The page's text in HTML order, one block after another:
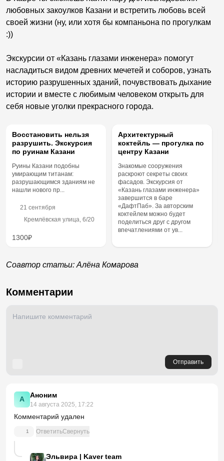
любовных закоулков Казани и встретить любовь всей
своей жизни (ну, или хотя бы компаньона по прогулкам
:))
Экскурсии от «Казань глазами инженера» помогут
насладиться видом древних мечетей и соборов, узнать
историю разрушенных зданий, почувствовать дыхание
истории и вместе с любимым человеком открыть для
себя новые уголки прекрасного города.
Восстановить нельзя
разрушить. Экскурсия
по руинам Казани
Руины Казани подобны
умирающим титанам:
разрушающимся зданиям не
нашли нового пр...
21 сентября
Кремлёвская улица, 6/20
1300₽
Архитектурный
коктейль — прогулка по
центру Казани
Знакомые сооружения
раскроют секреты своих
фасадов. Экскурсия от
«Казань глазами инженера»
завершится в баре
«ДафтПаб». За авторским
коктейлем можно будет
поделиться друг с другом
впечатлениями от ув...
Соавтор статьи: Алёна Комарова
Комментарии
Отправить
А Аноним
14 августа 2025, 17:22
Комментарий удален
1 ОтветитьСвернуть
Эльвира | Kaver team